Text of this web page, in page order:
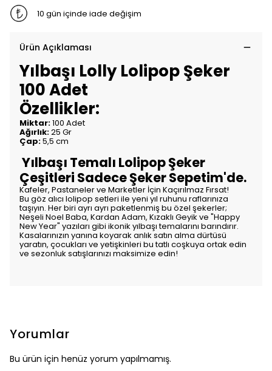
10 gün içinde iade değişim
Ürün Açıklaması
Yılbaşı Lolly Lolipop Şeker
100 Adet
Özellikler:
Miktar:100 Adet
Ağırlık:25 Gr
Çap:5,5 cm
Yılbaşı Temalı Lolipop Şeker
Çeşitleri Sadece Şeker Sepetim'de.
Kafeler, Pastaneler ve Marketler İçin Kaçırılmaz Fırsat!
Bu göz alıcı lolipop setleri ile yeni yıl ruhunu raflarınıza
taşıyın. Her biri ayrı ayrı paketlenmiş bu özel şekerler;
Neşeli Noel Baba, Kardan Adam, Kızaklı Geyik ve "Happy
New Year" yazıları gibi ikonik yılbaşı temalarını barındırır.
Kasalarınızın yanına koyarak anlık satın alma dürtüsü
yaratın, çocukları ve yetişkinleri bu tatlı coşkuya ortak edin
ve sezonluk satışlarınızı maksimize edin!
Yorumlar
Bu ürün için henüz yorum yapılmamış.